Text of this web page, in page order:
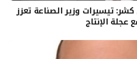
تيسيرات وزير الصناعة تعزز
الإنتاج